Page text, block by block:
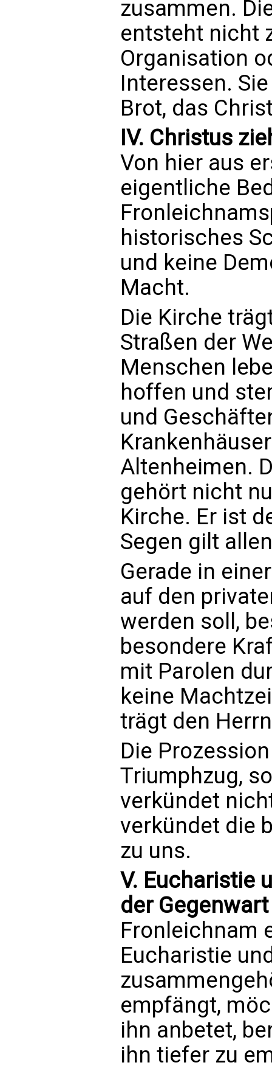
zusammen.
entsteht nicht
Organisation
Interessen.
Brot, das
IV. Christus
Von hier aus
eigentliche
historisches
und keine
Macht.
Die Kirche
Straßen der
Menschen
hoffen und
und
Altenheimen.
gehört nicht
Kirche. Er ist
Segen gilt
Gerade in
auf den
werden soll,
besondere
mit Parolen
keine
trägt den
Die
Triumphzug,
verkündet
verkündet die
zu uns.
V. Eucharistie
der
Fronleichnam
Eucharistie
empfängt,
ihn anbetet,
ihn tiefer zu